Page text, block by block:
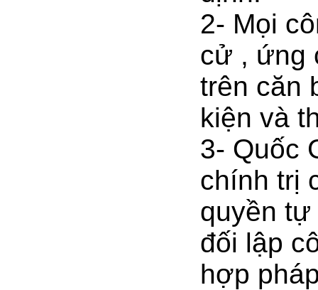
2- Mọi
cử , ứng
trên căn
kiện và
3- Quốc
chính trị
quyền tự
đối lập
hợp